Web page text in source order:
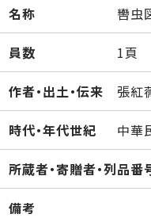
名称 轡虫
員数 1頁
作者・出土・伝来 張紅
時代・年代世紀 中華
所蔵者・寄贈者・列品番
備考